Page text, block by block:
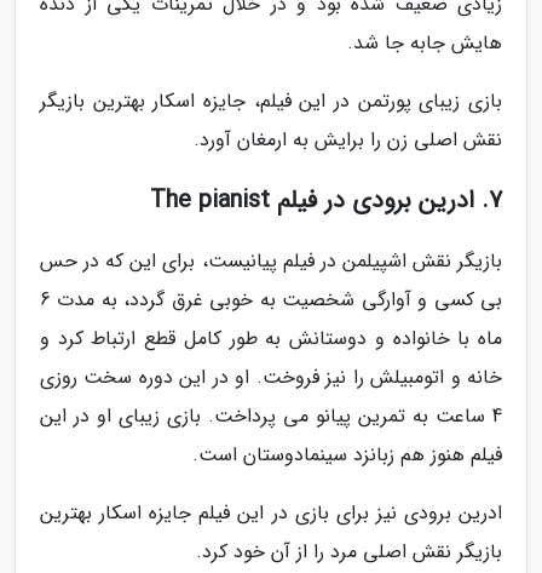
هایش جابه جا شد.
بازی زیبای پورتمن در این فیلم، جایزه اسکار بهترین بازیگر
نقش اصلی زن را برایش به ارمغان آورد.
7. ادرین برودی در فیلم The pianist
بازیگر نقش اشپیلمن در فیلم پیانیست، برای این که در حس
بی کسی و آوارگی شخصیت به خوبی غرق گردد، به مدت 6
ماه با خانواده و دوستانش به طور کامل قطع ارتباط کرد و
خانه و اتومبیلش را نیز فروخت. او در این دوره سخت روزی
4 ساعت به تمرین پیانو می پرداخت. بازی زیبای او در این
فیلم هنوز هم زبانزد سینمادوستان است.
ادرین برودی نیز برای بازی در این فیلم جایزه اسکار بهترین
بازیگر نقش اصلی مرد را از آن خود کرد.